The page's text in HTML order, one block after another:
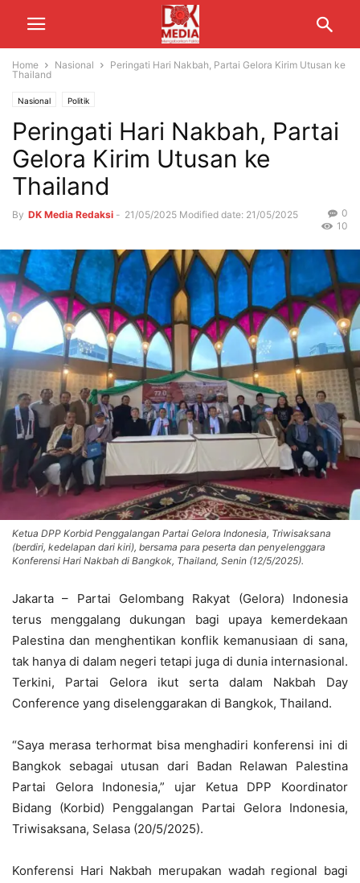
Home Nasional
Peringati Hari Nakbah, Partai Gelora Kirim Utusan ke
Thailand
Nasional Politik
Peringati Hari Nakbah, Partai
Gelora Kirim Utusan ke
Thailand
By DK Media Redaksi - 21/05/2025 Modified date: 21/05/2025
0
10
Ketua DPP Korbid Penggalangan Partai Gelora Indonesia, Triwisaksana
(berdiri, kedelapan dari kiri), bersama para peserta dan penyelenggara
Konferensi Hari Nakbah di Bangkok, Thailand, Senin (12/5/2025).
Jakarta – Partai Gelombang Rakyat (Gelora) Indonesia
terus menggalang dukungan bagi upaya kemerdekaan
Palestina dan menghentikan konflik kemanusiaan di sana,
tak hanya di dalam negeri tetapi juga di dunia internasional.
Terkini, Partai Gelora ikut serta dalam Nakbah Day
Conference yang diselenggarakan di Bangkok, Thailand.
“Saya merasa terhormat bisa menghadiri konferensi ini di
Bangkok sebagai utusan dari Badan Relawan Palestina
Partai Gelora Indonesia,” ujar Ketua DPP Koordinator
Bidang (Korbid) Penggalangan Partai Gelora Indonesia,
Triwisaksana, Selasa (20/5/2025).
Konferensi Hari Nakbah merupakan wadah regional bagi